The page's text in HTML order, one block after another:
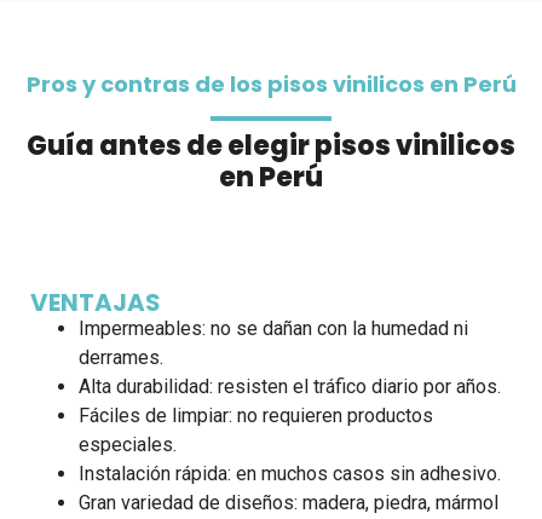
Pros y contras de los pisos vinilicos en Perú
Guía antes de elegir pisos vinilicos
en Perú
VENTAJAS
Impermeables: no se dañan con la humedad ni
derrames.
Alta durabilidad: resisten el tráfico diario por años.
Fáciles de limpiar: no requieren productos
especiales.
Instalación rápida: en muchos casos sin adhesivo.
Gran variedad de diseños: madera, piedra, mármol